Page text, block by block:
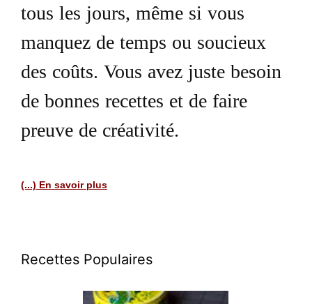
tous les jours, même si vous
manquez de temps ou soucieux
des coûts. Vous avez juste besoin
de bonnes recettes et de faire
preuve de créativité.
(...) En savoir plus
Recettes Populaires